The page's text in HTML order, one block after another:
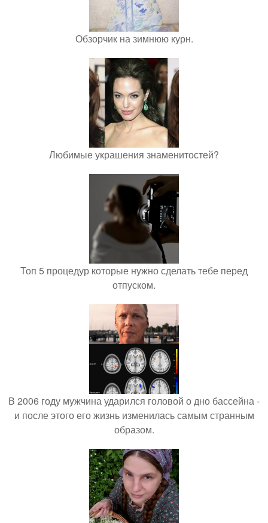
Обзорчик на зимнюю курн.
Любимые украшения знаменитостей?
Топ 5 процедур которые нужно сделать тебе перед
отпуском.
В 2006 году мужчина ударился головой о дно бассейна -
и после этого его жизнь изменилась самым странным
образом.